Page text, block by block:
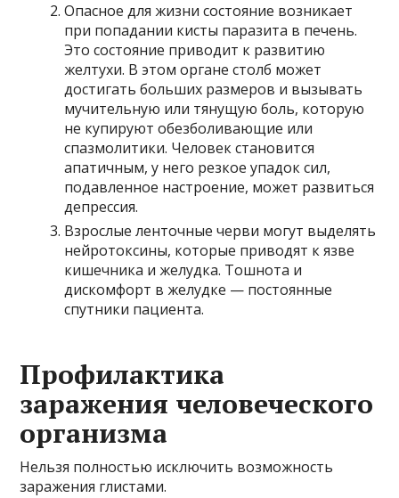
Опасное для жизни состояние возникает
при попадании кисты паразита в печень.
Это состояние приводит к развитию
желтухи. В этом органе столб может
достигать больших размеров и вызывать
мучительную или тянущую боль, которую
не купируют обезболивающие или
спазмолитики. Человек становится
апатичным, у него резкое упадок сил,
подавленное настроение, может развиться
депрессия.
Взрослые ленточные черви могут выделять
нейротоксины, которые приводят к язве
кишечника и желудка. Тошнота и
дискомфорт в желудке — постоянные
спутники пациента.
Профилактика
заражения человеческого
организма
Нельзя полностью исключить возможность
заражения глистами.